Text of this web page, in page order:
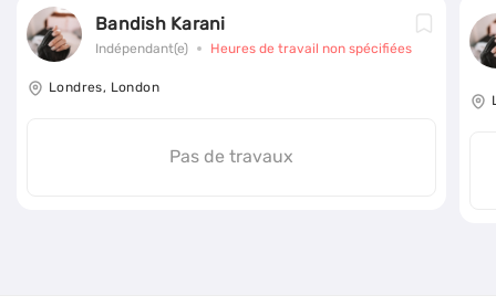
Bandish Karani
Indépendant(e) Heures de travail non spécifiées
Londres, London
Pas de travaux